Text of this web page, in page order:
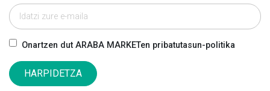
Onartzen dut ARABA MARKETen pribatutasun-politika
HARPIDETZA